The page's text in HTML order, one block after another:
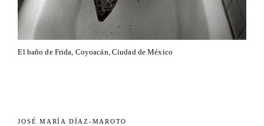
El baño de Frida, Coyoacán, Ciudad de México
JOSÉ MARÍA DÍAZ-MAROTO